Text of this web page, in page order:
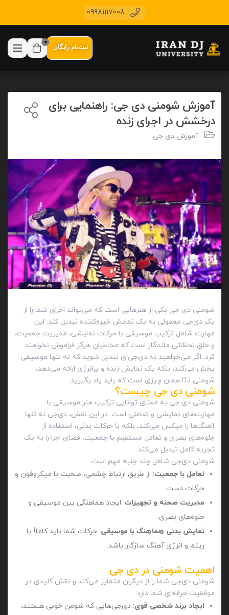
09981117008
ثبت‌نام رایگان
0
آموزش شومنی دی جی: راهنمایی برای
درخشش در اجرای زنده
آموزش دی جی
شومنی دی‌ جی یکی از هنرهایی است که می‌تواند اجرای شما را از
یک دی‌جی معمولی به یک نمایش خیره‌کننده تبدیل کند. این
مهارت شامل ترکیب موسیقی با حرکات نمایشی، مدیریت جمعیت،
و خلق لحظاتی ماندگار است که مخاطبان هرگز فراموش نخواهند
کرد. اگر می‌خواهید به دی‌جی‌ای تبدیل شوید که نه تنها موسیقی
پخش می‌کند، بلکه یک نمایش زنده و پرانرژی ارائه می‌دهد،
شومنی DJ همان چیزی است که باید یاد بگیرید.
شومنی دی‌ جی چیست؟
شومنی دی‌ جی به معنای توانایی ترکیب هنر موسیقی با
مهارت‌های نمایشی و تعاملی است. در این نقش، دی‌جی نه تنها
آهنگ‌ها را میکس می‌کند، بلکه با حرکات بدنی، استفاده از
جلوه‌های بصری و تعامل مستقیم با جمعیت، فضای اجرا را به یک
تجربه کامل تبدیل می‌کند.
شومنی دی‌جی شامل چند جنبه مهم است:
تعامل با جمعیت: از طریق ارتباط چشمی، صحبت با میکروفون و
حرکات دست.
مدیریت صحنه و تجهیزات: ایجاد هماهنگی بین موسیقی و
جلوه‌های بصری.
نمایش بدنی هماهنگ با موسیقی: حرکات شما باید کاملاً با
ریتم و انرژی آهنگ سازگار باشد.
اهمیت شومنی در دی‌ جی
شومنی دی‌جی شما را از دیگران متمایز می‌کند و نقش کلیدی در
موفقیت حرفه‌ای شما دارد:
ایجاد برند شخصی قوی: دی‌جی‌هایی که شومن خوبی هستند،